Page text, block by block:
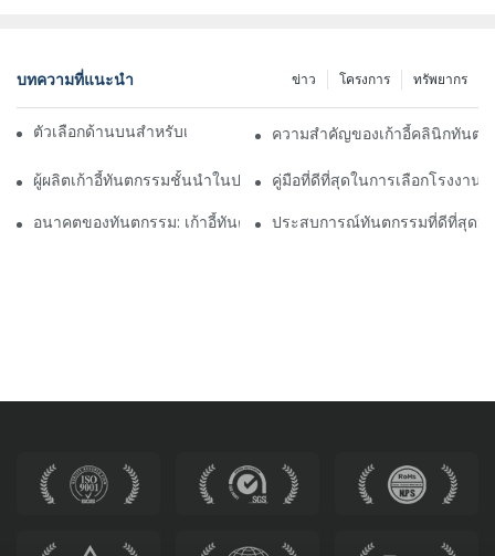
บทความที่แนะนำ ทรัพยากร
โครงการ
ข่าว
ตัวเลือกด้านบนสำหรับเก้าอี้ทางการแพทย์ที่ดีที่สุดความสำคัญของเก้าอี้คลินิกทันต
ผู้ผลิตเก้าอี้ทันตกรรมชั้นนำในประเทศจีน: นวัตกรรมและคุณภาพ
คู่มือที่ดีที่สุดในการเลือกโรงงาน
อนาคตของทันตกรรม: เก้าอี้ทันตกรรมสมัยใหม่ส่วนบุคคล
ประสบการณ์ทันตกรรมที่ดีที่สุด: